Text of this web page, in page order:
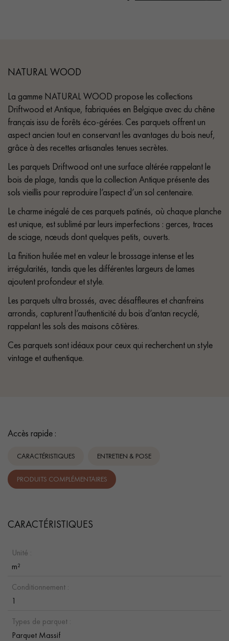
NATURAL WOOD
La gamme NATURAL WOOD propose les collections
Driftwood et Antique, fabriquées en Belgique avec du chêne
français issu de forêts éco-gérées. Ces parquets offrent un
aspect ancien tout en conservant les avantages du bois neuf,
grâce à des recettes artisanales tenues secrètes.
Les parquets Driftwood ont une surface altérée rappelant le
bois de plage, tandis que la collection Antique présente des
sols vieillis pour reproduire l’aspect d’un sol centenaire.
Le charme inégalé de ces parquets patinés, où chaque planche
est unique, est sublimé par leurs imperfections : gerces, traces
de sciage, nœuds dont quelques petits, ouverts.
La finition huilée met en valeur le brossage intense et les
irrégularités, tandis que les différentes largeurs de lames
ajoutent profondeur et style.
Les parquets ultra brossés, avec désaffleures et chanfreins
arrondis, capturent l’authenticité du bois d’antan recyclé,
rappelant les sols des maisons côtières.
Ces parquets sont idéaux pour ceux qui recherchent un style
vintage et authentique.
Accès rapide :
CARACTÉRISTIQUES ENTRETIEN & POSE
PRODUITS COMPLÉMENTAIRES
CARACTÉRISTIQUES
Unité :
m²
Conditionnement :
1
Types de parquet :
Parquet Massif